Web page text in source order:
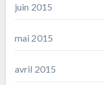
juin 2015
mai 2015
avril 2015